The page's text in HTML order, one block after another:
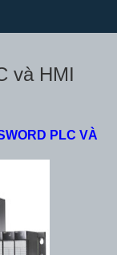
và HMI
PLC VÀ